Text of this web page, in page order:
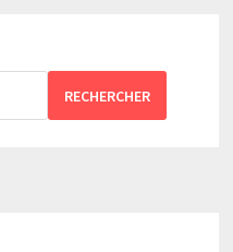
RECHERCHER